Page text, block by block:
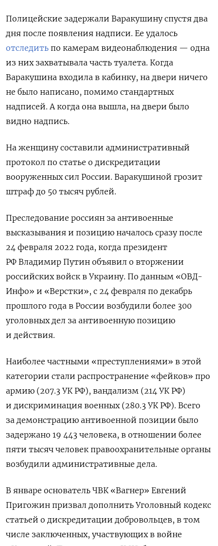
Полицейские задержали Варакушину спустя два
дня после появления надписи. Ее удалось
отследить по камерам видеонаблюдения — одна
из них захватывала часть туалета. Когда
Варакушина входила в кабинку, на двери ничего
не было написано, помимо стандартных
надписей. А когда она вышла, на двери было
видно надпись.
На женщину составили административный
протокол по статье о дискредитации
вооруженных сил России. Варакушиной грозит
штраф до 50 тысяч рублей.
Преследование россиян за антивоенные
высказывания и позицию началось сразу после
24 февраля 2022 года, когда президент
РФ Владимир Путин объявил о вторжении
российских войск в Украину. По данным «ОВД-
Инфо» и «Верстки», с 24 февраля по декабрь
прошлого года в России возбудили более 300
уголовных дел за антивоенную позицию
и действия.
Наиболее частными «преступлениями» в этой
категории стали распространение «фейков» про
армию (207.3 УК РФ), вандализм (214 УК РФ)
и дискриминация военных (280.3 УК РФ). Всего
за демонстрацию антивоенной позиции было
задержано 19 443 человека, в отношении более
пяти тысяч человек правоохранительные органы
возбудили административные дела.
В январе основатель ЧВК «Вагнер» Евгений
Пригожин призвал дополнить Уголовный кодекс
статьей о дискредитации добровольцев, в том
числе заключенных, участвующих в войне